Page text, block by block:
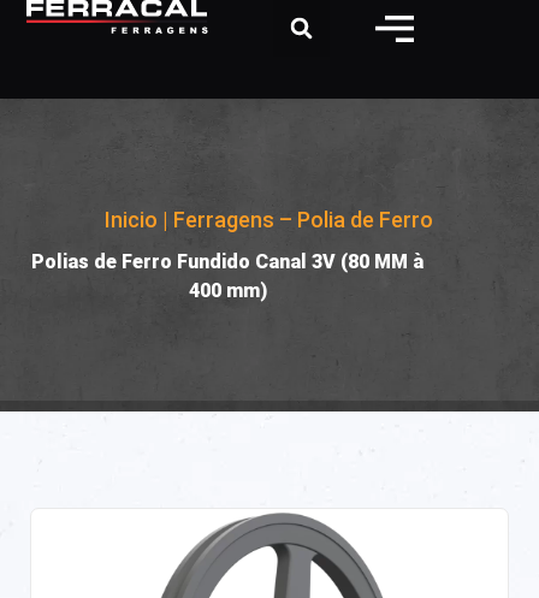
Inicio | Ferragens – Polia de Ferro
Polias de Ferro Fundido Canal 3V (80 MM à
400 mm)